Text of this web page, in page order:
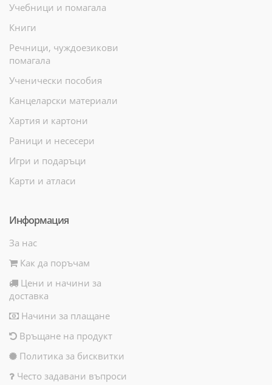
Учебници и помагала
Книги
Речници, чуждоезикови
помагала
Ученически пособия
Канцеларски материали
Хартия и картони
Раници и несесери
Игри и подаръци
Карти и атласи
Информация
За нас
Как да поръчам
Цени и начини за
доставка
Начини за плащане
Връщане на продукт
Политика за бисквитки
Често задавани въпроси